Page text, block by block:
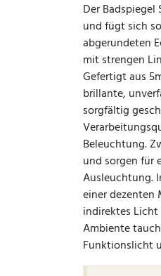
Der
und fügt sich
abgerundeten
mit strengen
Gefertigt aus
brillante,
sorgfältig
Beleuchtung.
und sorgen für
Ausleuchtung.
einer dezenten
indirektes Licht
Ambiente
Funktionslicht